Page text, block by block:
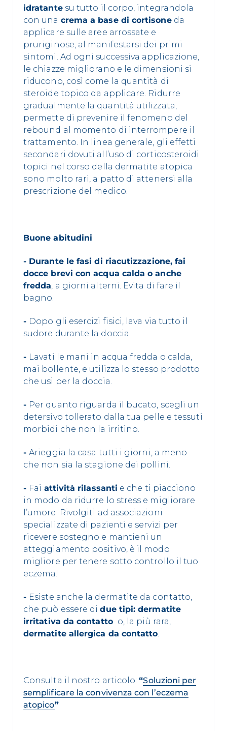
idratantesu tutto il corpo, integrandola
con una crema a base di cortisoneda
applicare sulle aree arrossate e
pruriginose, al manifestarsi dei primi
sintomi. Ad ogni successiva applicazione,
le chiazze migliorano e le dimensioni si
riducono, così come la quantità di
steroide topico da applicare. Ridurre
gradualmente la quantità utilizzata,
permette di prevenire il fenomeno del
rebound al momento di interrompere il
trattamento. In linea generale, gli effetti
secondari dovuti all’uso di corticosteroidi
topici nel corso della dermatite atopica
sono molto rari, a patto di attenersi alla
prescrizione del medico.
Buone abitudini
- Durante le fasi di riacutizzazione, fai
docce brevi con acqua calda o anche
fredda, a giorni alterni. Evita di fare il
bagno.
- Dopo gli esercizi fisici, lava via tutto il
sudore durante la doccia.
- Lavati le mani in acqua fredda o calda,
mai bollente, e utilizza lo stesso prodotto
che usi per la doccia.
- Per quanto riguarda il bucato, scegli un
detersivo tollerato dalla tua pelle e tessuti
morbidi che non la irritino.
-Arieggia la casa tutti i giorni, a meno
che non sia la stagione dei pollini.
- Fai attività rilassanti e che ti piacciono
in modo da ridurre lo stress e migliorare
l’umore. Rivolgiti ad associazioni
specializzate di pazienti e servizi per
ricevere sostegno e mantieni un
atteggiamento positivo, è il modo
migliore per tenere sotto controllo il tuo
eczema!
- Esiste anche la dermatite da contatto,
che può essere didue tipi: dermatite
irritativa da contatto o, la più rara,
dermatite allergica da contatto.
Consulta il nostro articolo:“Soluzioni per
semplificare la convivenza con l’eczema
atopico”